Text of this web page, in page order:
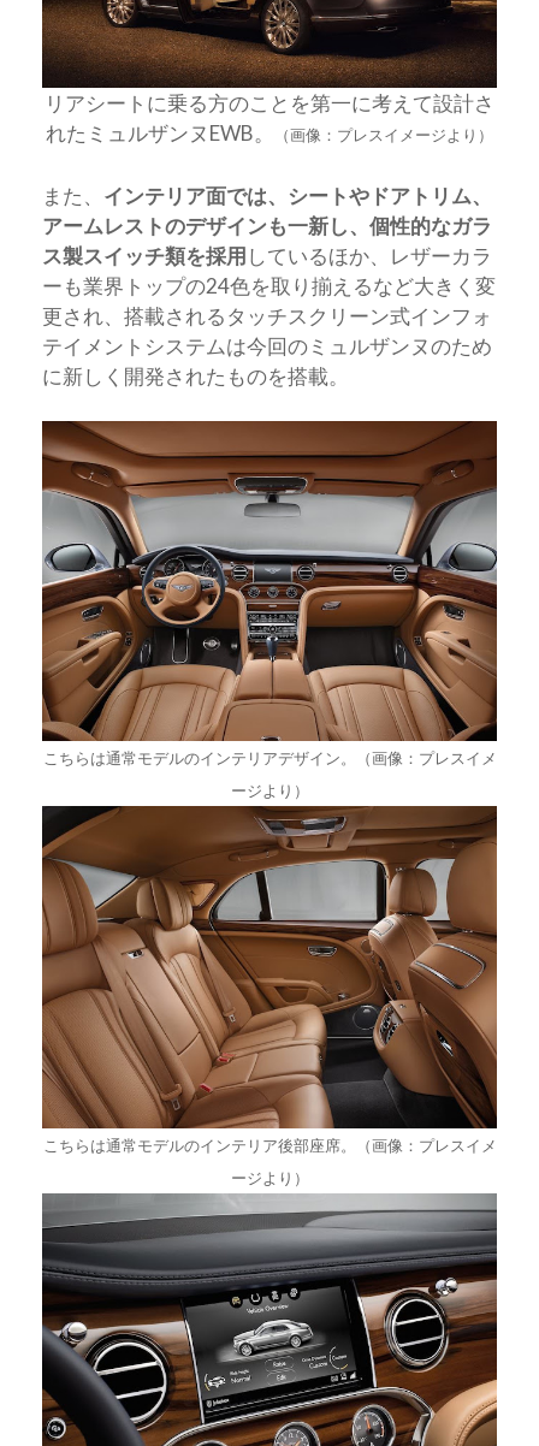
リアシートに乗る方のことを第一に考えて設計さ
れたミュルザンヌEWB。
（画像：プレスイメージより）
また、 インテリア面では、シートやドアトリム、
アームレストのデザインも一新し、個性的なガラ
ス製スイッチ類を採用 しているほか、レザーカラ
ーも業界トップの24色を取り揃えるなど大きく変
更され、搭載されるタッチスクリーン式インフォ
テイメントシステムは今回のミュルザンヌのため
に新しく開発されたものを搭載。
こちらは通常モデルのインテリアデザイン。（画像：プレスイメ
ージより）
こちらは通常モデルのインテリア後部座席。
（画像：プレスイメ
ージより）